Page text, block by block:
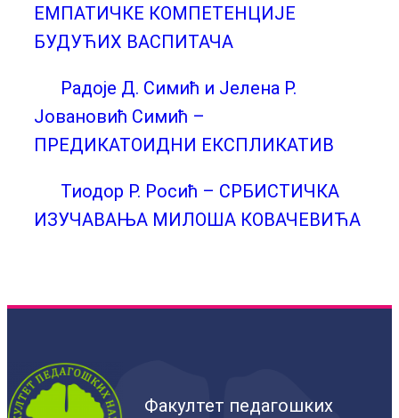
ЕМПАТИЧКЕ КОМПЕТЕНЦИЈЕ
БУДУЋИХ ВАСПИТАЧА
Радоје Д. Симић и Јелена Р.
Јовановић Симић –
ПРЕДИКАТОИДНИ ЕКСПЛИКАТИВ
Тиодор Р. Росић – СРБИСТИЧКА
ИЗУЧАВАЊА МИЛОША КОВАЧЕВИЋА
Факултет педагошких